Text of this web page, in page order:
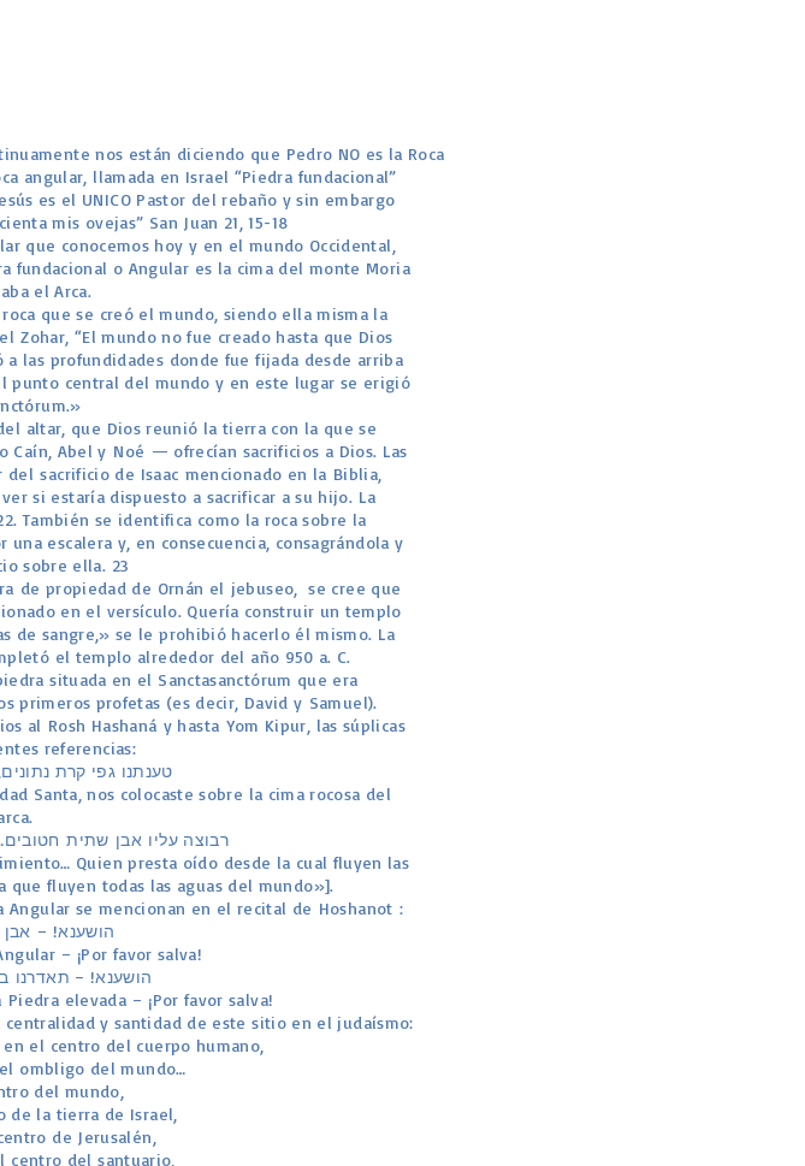
nos están diciendo que Pedro NO es la Roca
angular, llamada en Israel “Piedra fundacional”
es el UNICO Pastor del rebaño y sin embargo
mis ovejas” San Juan 21, 15-18
que conocemos hoy y en el mundo Occidental,
fundacional o Angular es la cima del monte Moria
el Arca.
que se creó el mundo, siendo ella misma la
Zohar, “El mundo no fue creado hasta que Dios
las profundidades donde fue fijada desde arriba
punto central del mundo y en este lugar se erigió
altar, que Dios reunió la tierra con la que se
Abel y Noé — ofrecían sacrificios a Dios. Las
sacrificio de Isaac mencionado en la Biblia,
si estaría dispuesto a sacrificar a su hijo. La
También se identifica como la roca sobre la
escalera y, en consecuencia, consagrándola y
sobre ella. 23
de propiedad de Ornán el jebuseo, ​ se cree que
en el versículo. Quería construir un templo
de sangre,» se le prohibió hacerlo él mismo. La
el templo alrededor del año 950 a. C.
situada en el Sanctasanctórum que era
primeros profetas (es decir, David y Samuel).
al Rosh Hashaná y hasta Yom Kipur, las súplicas
referencias:
טענתנו גפי קרת
Santa, nos colocaste sobre la cima rocosa del
רבוצה עליו אבן שתית
Quien presta oído desde la cual fluyen las
que fluyen todas las aguas del mundo»].
se mencionan en el recital de Hoshanot :
הושענא! –
– ¡Por favor salva!
הושענא! – תאדרנו
elevada – ¡Por favor salva!
centralidad y santidad de este sitio en el judaísmo:
el centro del cuerpo humano,
ombligo del mundo…
del mundo,
de la tierra de Israel,
de Jerusalén,
centro del santuario,